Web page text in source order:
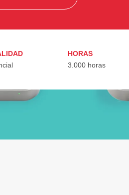
HORAS
3.000 horas